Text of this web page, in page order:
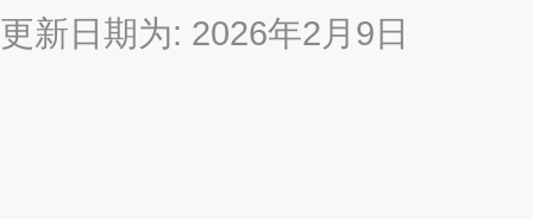
更新日期为: 2026年2月9日